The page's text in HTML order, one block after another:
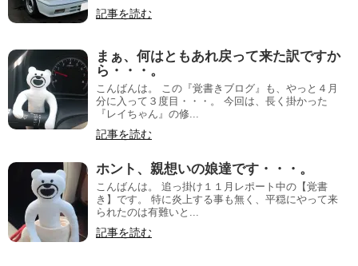
記事を読む
まぁ、何はともあれ戻って来た訳ですか
ら・・・。
こんばんは。 この『覚書きブログ』も、やっと４月
分に入って３度目・・・。 今回は、長く掛かった
『レイちゃん』の修...
記事を読む
ホント、親想いの娘達です・・・。
こんばんは。 追っ掛け１１月レポート中の【覚書
き】です。 特に炎上する事も無く、平穏にやって来
られたのは有難いと...
記事を読む